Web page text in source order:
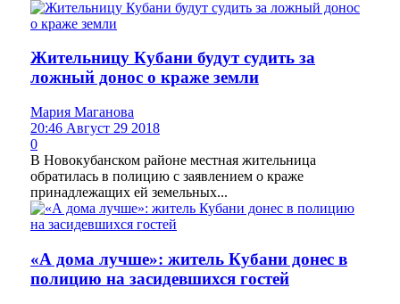
Жительницу Кубани будут судить за
ложный донос о краже земли
Мария Маганова
20:46 Август 29 2018
0
В Новокубанском районе местная жительница
обратилась в полицию с заявлением о краже
принадлежащих ей земельных...
«А дома лучше»: житель Кубани донес в
полицию на засидевшихся гостей